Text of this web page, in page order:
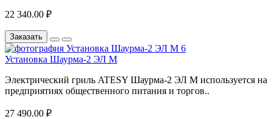
22 340.00 ₽
Заказать
Установка Шаурма-2 ЭЛ М
Электрический гриль ATESY​ Шаурма-2 ЭЛ М используется на
предприятиях общественного питания и торгов..
27 490.00 ₽